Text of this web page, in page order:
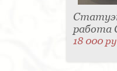
работа
18 000